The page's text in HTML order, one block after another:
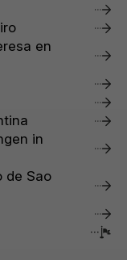
en
in
de Sao